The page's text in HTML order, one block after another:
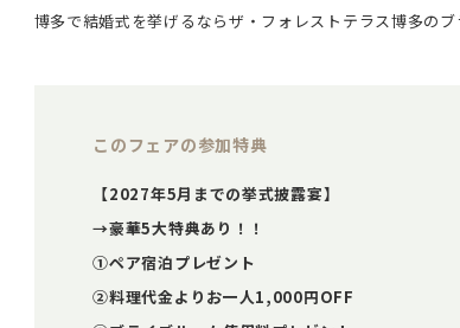
博多で結婚式を挙げるならザ・フォレストテラス博多の
このフェアの参加特典
【2027年5月までの挙式披露宴】
→豪華5大特典あり！！
①ペア宿泊プレゼント
②料理代金よりお一人1,000円OFF